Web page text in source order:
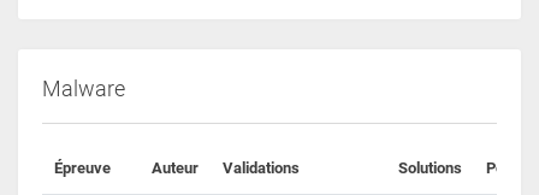
Malware
Épreuve Auteur Validations Solutions Points